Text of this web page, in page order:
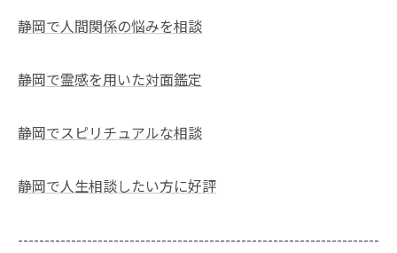
静岡で人間関係の悩みを相談
静岡で霊感を用いた対面鑑定
静岡でスピリチュアルな相談
静岡で人生相談したい方に好評
--------------------------------------------------------------------